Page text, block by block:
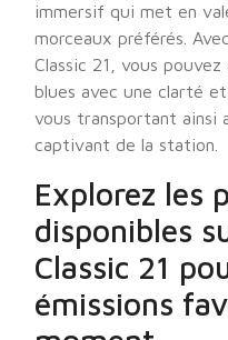
immersif qui met en
morceaux préférés.
Classic 21, vous
blues avec une clarté
vous transportant ainsi
captivant de la station.
Explorez les
disponibles
Classic 21
émissions